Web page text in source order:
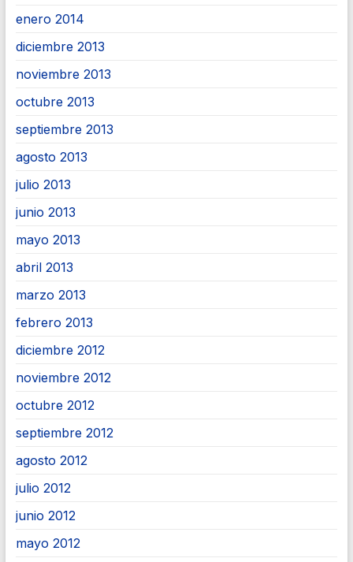
enero 2014
diciembre 2013
noviembre 2013
octubre 2013
septiembre 2013
agosto 2013
julio 2013
junio 2013
mayo 2013
abril 2013
marzo 2013
febrero 2013
diciembre 2012
noviembre 2012
octubre 2012
septiembre 2012
agosto 2012
julio 2012
junio 2012
mayo 2012